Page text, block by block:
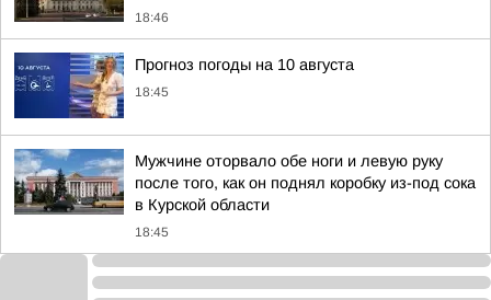
18:46
Прогноз погоды на 10 августа
18:45
Мужчине оторвало обе ноги и левую руку
после того, как он поднял коробку из-под сока
в Курской области
18:45